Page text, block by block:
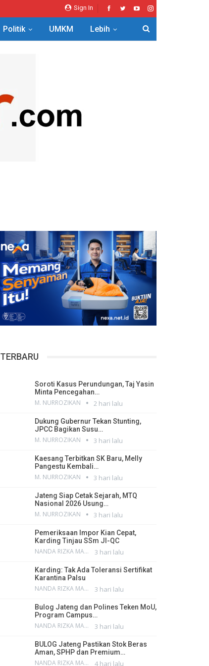
Sign In
Politik UMKM Lebih
TERBARU
Soroti Kasus Perundungan, Taj Yasin
Minta Pencegahan…
M. NURROZIKAN 2 hari lalu
Dukung Gubernur Tekan Stunting,
JPCC Bagikan Susu…
M. NURROZIKAN 3 hari lalu
Kaesang Terbitkan SK Baru, Melly
Pangestu Kembali…
M. NURROZIKAN 3 hari lalu
Jateng Siap Cetak Sejarah, MTQ
Nasional 2026 Usung…
M. NURROZIKAN 3 hari lalu
Pemeriksaan Impor Kian Cepat,
Karding Tinjau SSm JI-QC
NANDA RIZKA MAHENDRA 3 hari lalu
Karding: Tak Ada Toleransi Sertifikat
Karantina Palsu
NANDA RIZKA MAHENDRA 3 hari lalu
Bulog Jateng dan Polines Teken MoU,
Program Campus…
NANDA RIZKA MAHENDRA 3 hari lalu
BULOG Jateng Pastikan Stok Beras
Aman, SPHP dan Premium…
NANDA RIZKA MAHENDRA 4 hari lalu